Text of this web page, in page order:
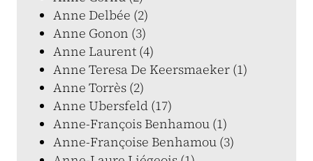
Anne Delbée (2)
Anne Gonon (3)
Anne Laurent (4)
Anne Teresa De Keersmaeker (1)
Anne Torrès (2)
Anne Ubersfeld (17)
Anne-François Benhamou (1)
Anne-Françoise Benhamou (3)